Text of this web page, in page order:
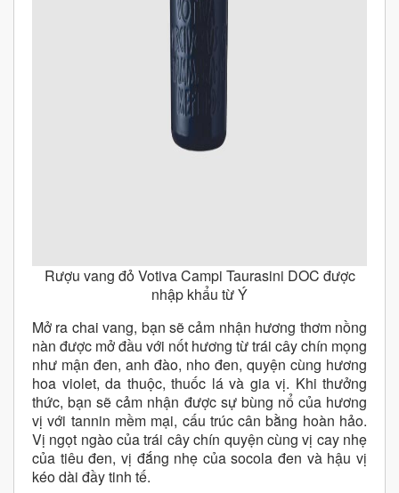
Rượu vang đỏ Votiva Campi Taurasini DOC được
nhập khẩu từ Ý
Mở ra chai vang, bạn sẽ cảm nhận hương thơm nồng
nàn được mở đầu với nốt hương từ trái cây chín mọng
như mận đen, anh đào, nho đen, quyện cùng hương
hoa violet, da thuộc, thuốc lá và gia vị. Khi thưởng
thức, bạn sẽ cảm nhận được sự bùng nổ của hương
vị với tannin mềm mại, cấu trúc cân bằng hoàn hảo.
Vị ngọt ngào của trái cây chín quyện cùng vị cay nhẹ
của tiêu đen, vị đắng nhẹ của socola đen và hậu vị
kéo dài đầy tinh tế.